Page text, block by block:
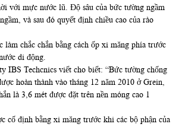
với mực nước lũ. Độ sâu của bức tường ngầm
và sau đó quyết định chiều cao của rào
làm chắc chắn bằng cách ốp xi măng phía trước
di động.
IBS Techcnics viết cho biết: “Bức tường chống
hoàn thành vào tháng 12 năm 2010 ở Grein,
là 3,6 mét được đặt trên nền móng cao 1
cố định bằng xi măng trước khi các bộ phận của